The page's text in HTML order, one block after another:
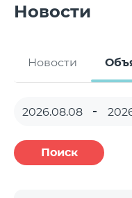
Новости
Новости
Поиск